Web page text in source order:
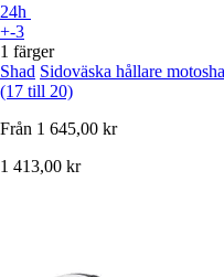
24h
+-3
1 färger
Shad Sidoväska hållare
(17 till 20)
Från 1 645,00 kr
1 413,00 kr